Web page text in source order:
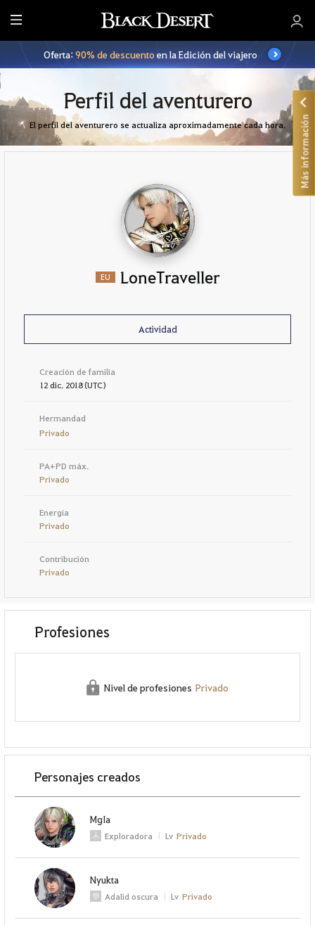
T
o
d
Oferta:90% de descuentoen la Edición del viajero
Perfil del aventurero
El perfil del aventurero se actualiza aproximadamente cada hora.
EU LoneTraveller
Actividad
Creación de familia
12 dic. 2018 (UTC)
Hermandad
Privado
PA+PD máx.
Privado
Energía
Privado
Contribución
Privado
Profesiones
Nivel de profesiones Privado
Personajes creados
MgIa
Exploradora Lv Privado
Nyukta
Adalid oscura Lv Privado
Más información